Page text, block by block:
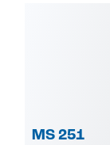
MS 251